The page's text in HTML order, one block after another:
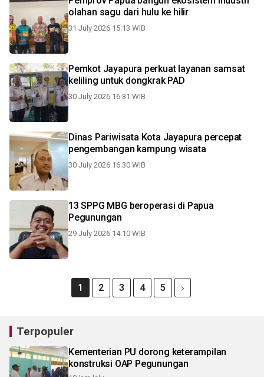
olahan sagu dari hulu ke hilir
31 July 2026 15:13 WIB
Pemkot Jayapura perkuat layanan samsat
keliling untuk dongkrak PAD
30 July 2026 16:31 WIB
Dinas Pariwisata Kota Jayapura percepat
pengembangan kampung wisata
30 July 2026 16:30 WIB
13 SPPG MBG beroperasi di Papua
Pegunungan
29 July 2026 14:10 WIB
1 2 3 4 5
Terpopuler
Kementerian PU dorong keterampilan
konstruksi OAP Pegunungan